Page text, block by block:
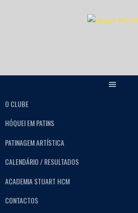
O CLUBE
HÓQUEI EM PATINS
PATINAGEM ARTÍSTICA
CALENDÁRIO / RESULTADOS
ACADEMIA STUART HCM
CONTACTOS